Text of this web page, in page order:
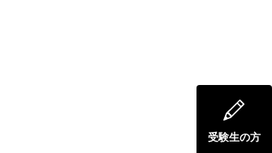
受験生の方